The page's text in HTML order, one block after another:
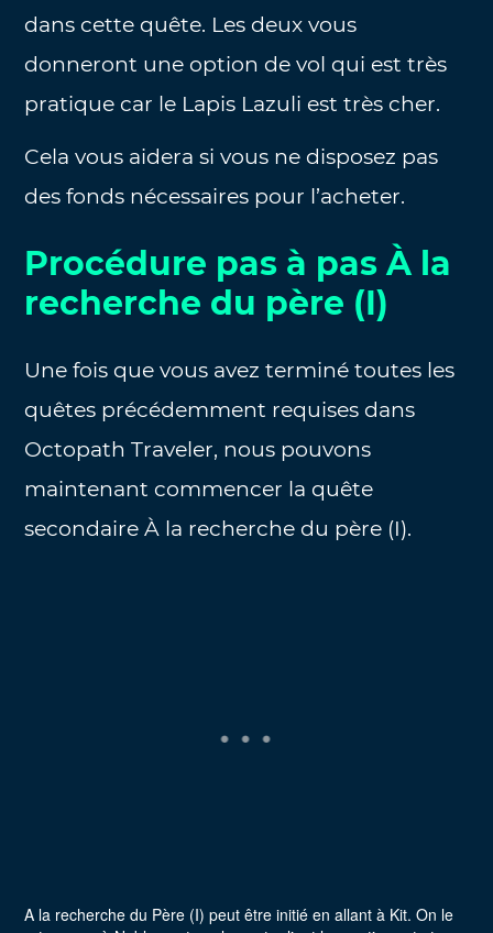
dans cette quête. Les deux vous
donneront une option de vol qui est très
pratique car le Lapis Lazuli est très cher.
Cela vous aidera si vous ne disposez pas
des fonds nécessaires pour l’acheter.
Procédure pas à pas À la
recherche du père (I)
Une fois que vous avez terminé toutes les
quêtes précédemment requises dans
Octopath Traveler, nous pouvons
maintenant commencer la quête
secondaire À la recherche du père (I).
A la recherche du Père (I) peut être initié en allant à Kit. On le